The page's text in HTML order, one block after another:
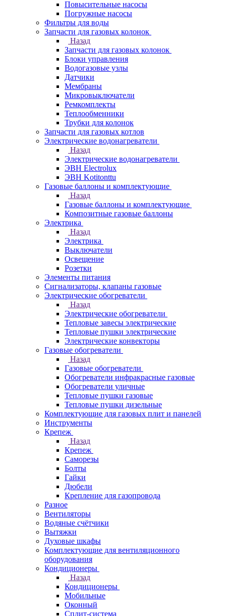
Повысительные насосы
Погружные насосы
Фильтры для воды
Запчасти для газовых колонок
Назад
Запчасти для газовых колонок
Блоки управления
Водогазовые узлы
Датчики
Мембраны
Микровыключатели
Ремкомплекты
Теплообменники
Трубки для колонок
Запчасти для газовых котлов
Электрические водонагреватели
Назад
Электрические водонагреватели
ЭВН Electrolux
ЭВН Kotitonttu
Газовые баллоны и комплектующие
Назад
Газовые баллоны и комплектующие
Композитные газовые баллоны
Электрика
Назад
Электрика
Выключатели
Освещение
Розетки
Элементы питания
Сигнализаторы, клапаны газовые
Электрические обогреватели
Назад
Электрические обогреватели
Тепловые завесы электрические
Тепловые пушки электрические
Электрические конвекторы
Газовые обогреватели
Назад
Газовые обогреватели
Обогреватели инфракрасные газовые
Обогреватели уличные
Тепловые пушки газовые
Тепловые пушки дизельные
Комплектующие для газовых плит и панелей
Инструменты
Крепеж
Назад
Крепеж
Саморезы
Болты
Гайки
Дюбели
Крепление для газопровода
Разное
Вентиляторы
Водяные счётчики
Вытяжки
Духовые шкафы
Комплектующие для вентиляционного
оборудования
Кондиционеры
Назад
Кондиционеры
Мобильные
Оконный
Сплит-система